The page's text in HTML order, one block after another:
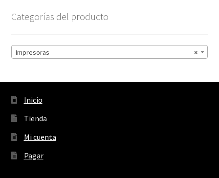
Categorías del producto
×
Impresoras
Inicio
Tienda
Mi cuenta
Pagar